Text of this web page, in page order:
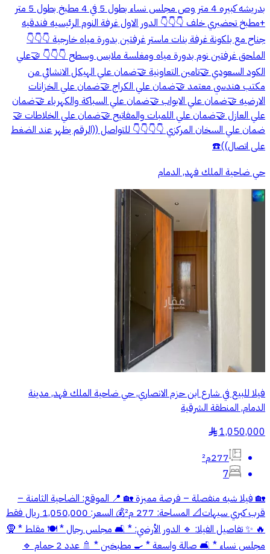
بدريشه كبيره 4 متر وص مجلس نساء بطول 5 في 4 مطبخ بطول 5 متر
+مطبخ تحضيري خلف 👇👇👇 الدور الاول غرفة النوم الرئيسيه فندقيه
جناح مع بلكونة غرفة بنات ماستر غرفتين بدورة مياه خارجية 👇👇👇
الملحق غرفتين نوم بدورة مياه ومغلسة ملابس وسطح 👇👇👇 🤝علي
الكود السعودي 🤝تامين التعاونية 🤝ضمان علي الهيكل الانشائي من
مكتب هندسي معتمد 🤝ضمان علي الكراج 🤝ضمان علي الخزانات
الارضيه 🤝ضمان علي الابواب 🤝ضمان علي السباكة والكهرباء 🤝ضمان
علي العازل 🤝ضمان علي اللمبات والمفاتيح 🤝ضمان علي الخلاطات 🤝
ضمان علي السخان المركزي 👇👇👇👇 للتواصل ((الرقم يظهر عند الضغط
على اتصال))☎️
حي ضاحية الملك فهد, الدمام
فيلا للبيع في شارع ابن حزم الانصاري, حي ضاحية الملك فهد, مدينة
الدمام, المنطقة الشرقية
1,050,000
§
277م²
7
‎🏡 فيلا شبه منفصلة – فرصة مميزة 🏡 ‎📍 الموقع: الضاحية الثامنة –
قرب كبري سيهات 📐 المساحة: 277 م² 💰 السعر: 1,050,000 ريال فقط
🔥 ‎✨ تفاصيل الفيلا: ‎🔹 الدور الأرضي: * 🛋️ مجلس رجال * 🍽️ مقلط * 🧕
مجلس نساء * 🛋️ صالة واسعة * 🍳 مطبخين * 🚿 عدد 2 حمام ‎🔹